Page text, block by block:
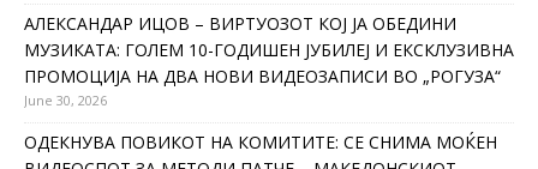
АЛЕКСАНДАР ИЦОВ – ВИРТУОЗОТ КОЈ ЈА ОБЕДИНИ
МУЗИКАТА: ГОЛЕМ 10-ГОДИШЕН ЈУБИЛЕЈ И ЕКСКЛУЗИВНА
ПРОМОЦИЈА НА ДВА НОВИ ВИДЕОЗАПИСИ ВО „РОГУЗА“
June 30, 2026
ОДЕКНУВА ПОВИКОТ НА КОМИТИТЕ: СЕ СНИМА МОЌЕН